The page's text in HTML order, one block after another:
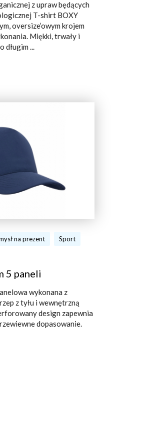
z upraw będących
T-shirt BOXY
oversize’owym krojem
Miękki, trwały i
długim ...
na prezent
Sport
5 paneli
wykonana z
z tyłu i wewnętrzną
design zapewnia
dopasowanie.